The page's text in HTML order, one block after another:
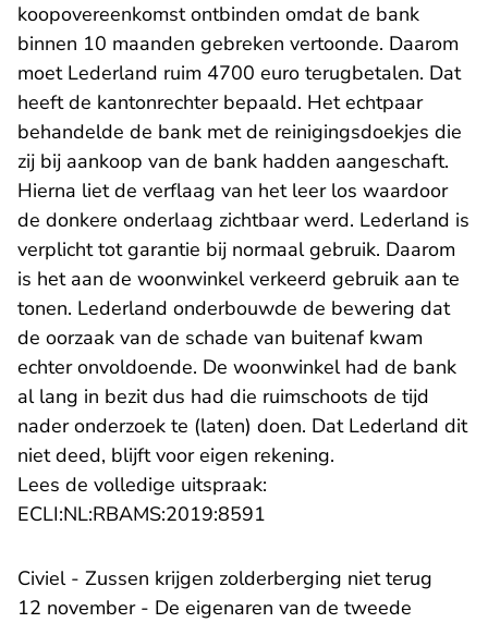
koopovereenkomst ontbinden omdat de bank
binnen 10 maanden gebreken vertoonde. Daarom
moet Lederland ruim 4700 euro terugbetalen. Dat
heeft de kantonrechter bepaald. Het echtpaar
behandelde de bank met de reinigingsdoekjes die
zij bij aankoop van de bank hadden aangeschaft.
Hierna liet de verflaag van het leer los waardoor
de donkere onderlaag zichtbaar werd. Lederland is
verplicht tot garantie bij normaal gebruik. Daarom
is het aan de woonwinkel verkeerd gebruik aan te
tonen. Lederland onderbouwde de bewering dat
de oorzaak van de schade van buitenaf kwam
echter onvoldoende. De woonwinkel had de bank
al lang in bezit dus had die ruimschoots de tijd
nader onderzoek te (laten) doen. Dat Lederland dit
niet deed, blijft voor eigen rekening.
Lees de volledige uitspraak:
ECLI:NL:RBAMS:2019:8591
Civiel - Zussen krijgen zolderberging niet terug
12 november - De eigenaren van de tweede